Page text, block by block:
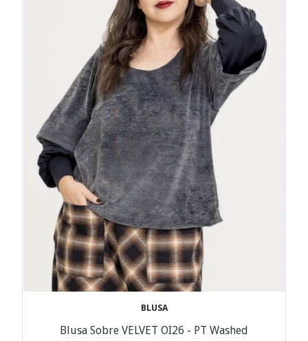
BLUSA
Blusa Sobre VELVET OI26 - PT Washed